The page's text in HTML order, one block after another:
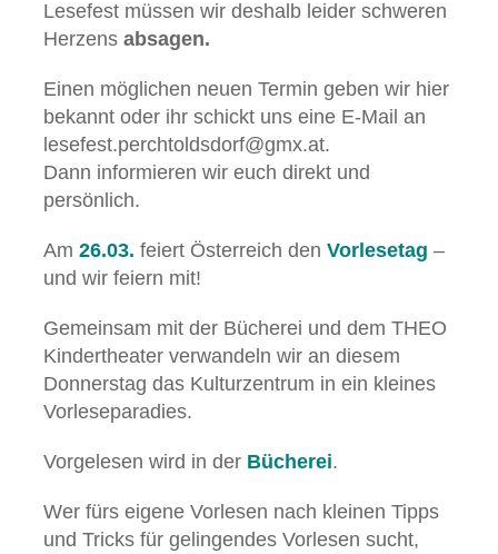
Lesefest müssen wir deshalb leider schweren
Herzens absagen.
Einen möglichen neuen Termin geben wir hier
bekannt oder ihr schickt uns eine E-Mail an
lesefest.perchtoldsdorf@gmx.at.
Dann informieren wir euch direkt und
persönlich.
Am 26.03. feiert Österreich den Vorlesetag –
und wir feiern mit!
Gemeinsam mit der Bücherei und dem THEO
Kindertheater verwandeln wir an diesem
Donnerstag das Kulturzentrum in ein kleines
Vorleseparadies.
Vorgelesen wird in der Bücherei.
Wer fürs eigene Vorlesen nach kleinen Tipps
und Tricks für gelingendes Vorlesen sucht,